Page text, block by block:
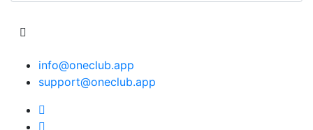
info@oneclub.app
support@oneclub.app